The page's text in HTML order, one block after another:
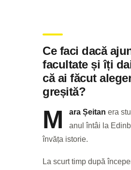
Ce faci dacă
facultate și îți
că ai făcut
greșită?
M ara Șeitan era
anul întâi la
învăța istorie.
La scurt timp după